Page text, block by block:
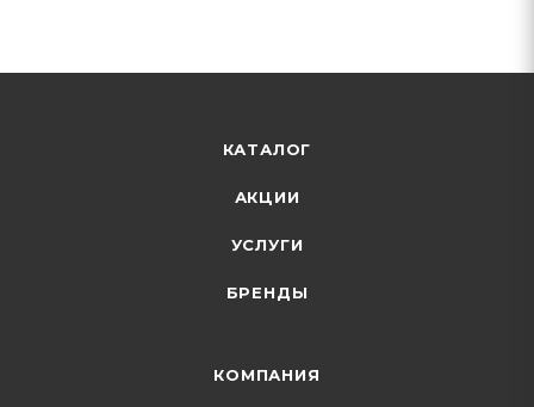
КАТАЛОГ
АКЦИИ
УСЛУГИ
БРЕНДЫ
КОМПАНИЯ